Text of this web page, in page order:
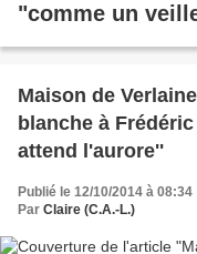
"comme un
Maison de
blanche à Frédéric Wagner
attend l'aurore''
Publié le 12/10/2014 à 08:34
Par Claire (C.A.-L.)